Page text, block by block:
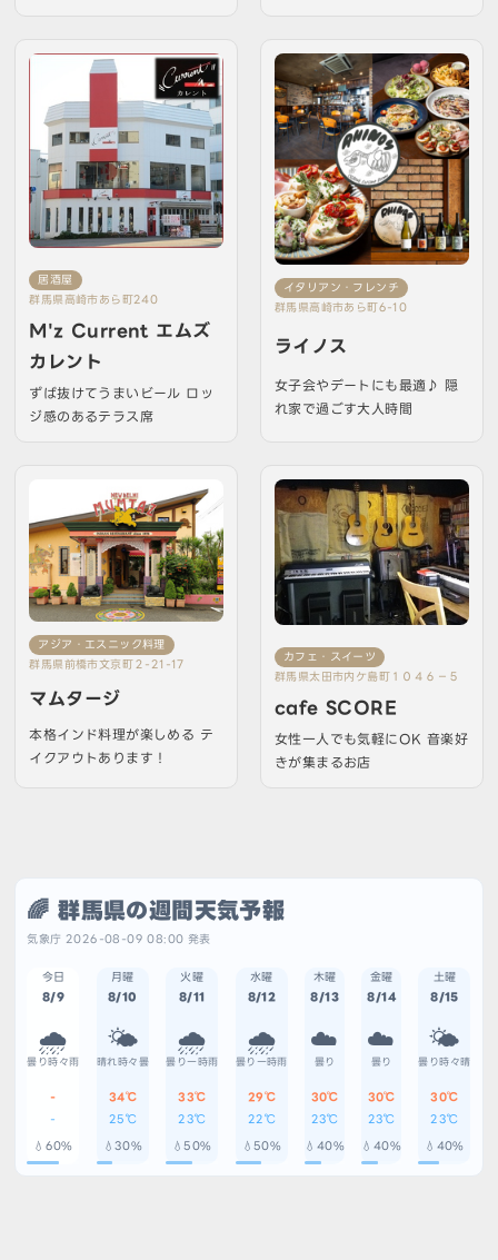
居酒屋
群馬県高崎市あら町240
M'z Current エムズ
カレント
ずば抜けてうまいビール ロッ
ジ感のあるテラス席
イタリアン・フレンチ
群馬県高崎市あら町6-10
ライノス
女子会やデートにも最適♪ 隠
れ家で過ごす大人時間
アジア・エスニック料理
群馬県前橋市文京町２-21-17
マムタージ
本格インド料理が楽しめる テ
イクアウトあります！
カフェ・スイーツ
群馬県太田市内ケ島町１０４６－５
cafe SCORE
女性一人でも気軽にOK 音楽好
きが集まるお店
🌈 群馬県の週間天気予報
気象庁 2026-08-09 08:00 発表
今日
8/9
🌧️
曇り時々雨
-
-
💧60%
月曜
8/10
🌤️
晴れ時々曇
34℃
25℃
💧30%
火曜
8/11
🌧️
曇り一時雨
33℃
23℃
💧50%
水曜
8/12
🌧️
曇り一時雨
29℃
22℃
💧50%
木曜
8/13
☁️
曇り
30℃
23℃
💧40%
金曜
8/14
☁️
曇り
30℃
23℃
💧40%
土曜
8/15
🌤️
曇り時々晴
30℃
23℃
💧40%